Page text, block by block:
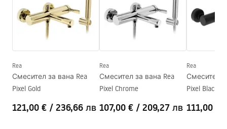
Обхват на чучура
180mm
Височина
mm
Диаметър на връзката
Разстояние между
връзките
150mm
Модел
JS-650103
Warunki bezpieczeństwa
WARUNKI BEZPIECZENSTWA BATERIE.pdf
Гаранционни условия
Rea
Смесител за вана Rea
Pixel Gold
121,00 € / 236,66 лв
Rea
Смесител за вана Rea
Pixel Chrome
107,00 € / 209,27 лв
Rea
Смесител
Pixel Black
111,00 €